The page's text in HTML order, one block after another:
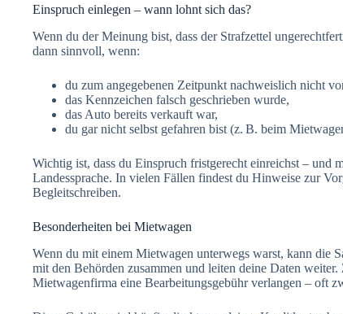
Einspruch einlegen – wann lohnt sich das?
Wenn du der Meinung bist, dass der Strafzettel
dann sinnvoll, wenn:
du zum angegebenen Zeitpunkt nachweislich nicht
das Kennzeichen falsch geschrieben wurde,
das Auto bereits verkauft war,
du gar nicht selbst gefahren bist (z. B. beim
Wichtig ist, dass du Einspruch fristgerecht einreichst – und
Landessprache. In vielen Fällen findest du Hinweise zur
Begleitschreiben.
Besonderheiten bei Mietwagen
Wenn du mit einem Mietwagen unterwegs warst, kann die
mit den Behörden zusammen und leiten deine Daten
Mietwagenfirma eine Bearbeitungsgebühr verlangen – oft